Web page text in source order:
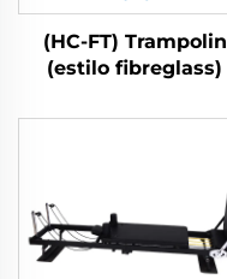
(HC-FT) Trampolin
(estilo fibreglass)